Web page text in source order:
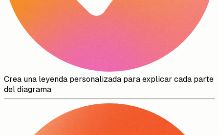
Crea una leyenda personalizada para explicar cada parte
del diagrama